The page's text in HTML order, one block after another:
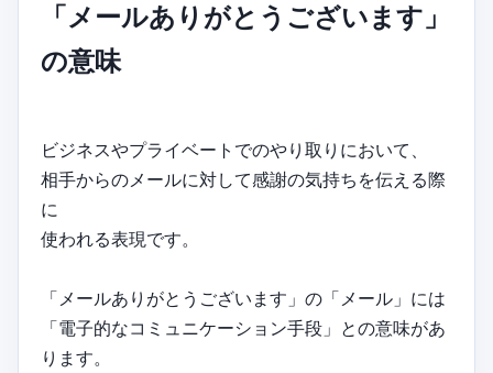
「メールありがとうございます」
の意味
ビジネスやプライベートでのやり取りにおいて、
相手からのメールに対して感謝の気持ちを伝える際
に
使われる表現です。
「メールありがとうございます」の「メール」には
「電子的なコミュニケーション手段」との意味があ
ります。